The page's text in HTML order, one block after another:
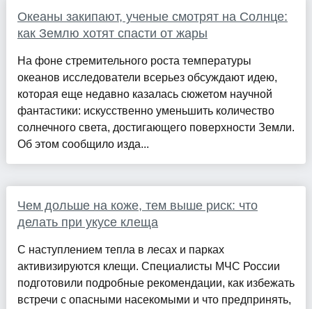
Океаны закипают, ученые смотрят на Солнце:
как Землю хотят спасти от жары
На фоне стремительного роста температуры
океанов исследователи всерьез обсуждают идею,
которая еще недавно казалась сюжетом научной
фантастики: искусственно уменьшить количество
солнечного света, достигающего поверхности Земли.
Об этом сообщило изда...
Чем дольше на коже, тем выше риск: что
делать при укусе клеща
С наступлением тепла в лесах и парках
активизируются клещи. Специалисты МЧС России
подготовили подробные рекомендации, как избежать
встречи с опасными насекомыми и что предпринять,